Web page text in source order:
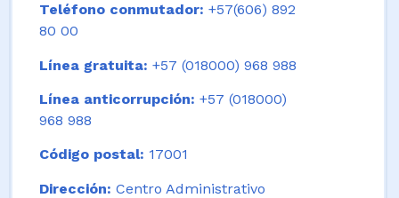
Teléfono conmutador: +57(606) 892
80 00
Línea gratuita: +57 (018000) 968 988
Línea anticorrupción: +57 (018000)
968 988
Código postal: 17001
Dirección: Centro Administrativo